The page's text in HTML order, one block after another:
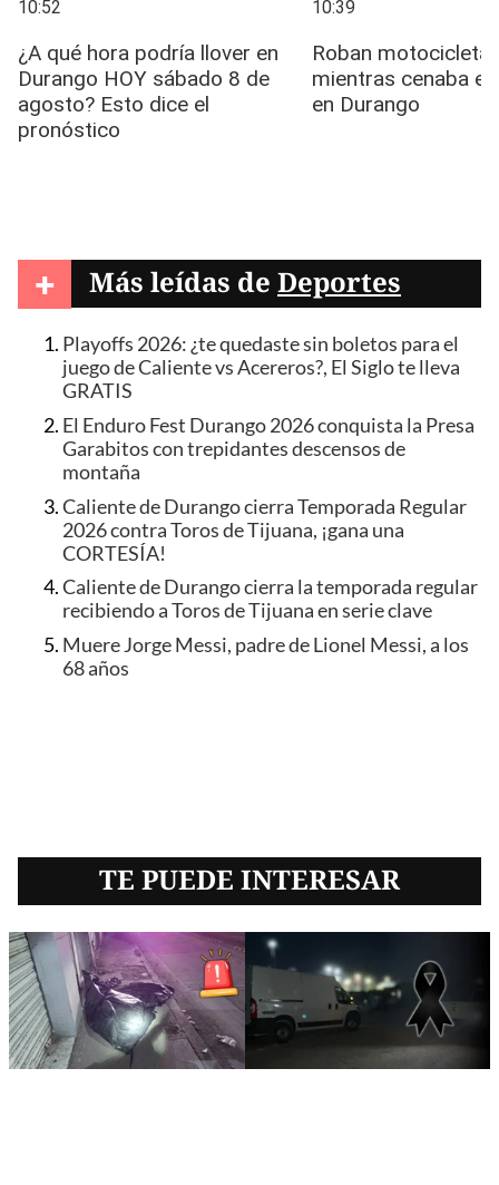
+ Más leídas de Deportes
Playoffs 2026: ¿te quedaste sin boletos para el
juego de Caliente vs Acereros?, El Siglo te lleva
GRATIS
El Enduro Fest Durango 2026 conquista la Presa
Garabitos con trepidantes descensos de
montaña
Caliente de Durango cierra Temporada Regular
2026 contra Toros de Tijuana, ¡gana una
CORTESÍA!
Caliente de Durango cierra la temporada regular
recibiendo a Toros de Tijuana en serie clave
Muere Jorge Messi, padre de Lionel Messi, a los
68 años
TE PUEDE INTERESAR